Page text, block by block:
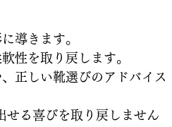
導きます。
性を取り戻します。
正しい靴選びのアドバイス
せる喜びを取り戻しません